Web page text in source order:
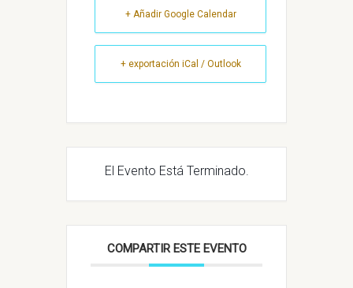
+ Añadir Google Calendar
+ exportación iCal / Outlook
El Evento Está Terminado.
COMPARTIR ESTE EVENTO